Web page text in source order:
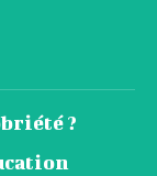
?